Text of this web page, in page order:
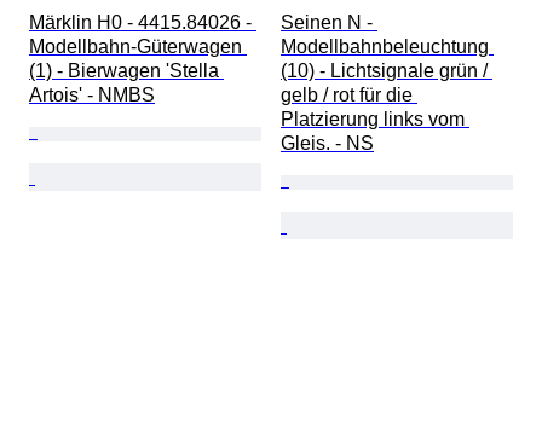
Märklin H0 - 4415.84026 -
Modellbahn-Güterwagen
(1) - Bierwagen 'Stella
Artois' - NMBS
Seinen N -
Modellbahnbeleuchtung
(10) - Lichtsignale grün /
gelb / rot für die
Platzierung links vom
Gleis. - NS